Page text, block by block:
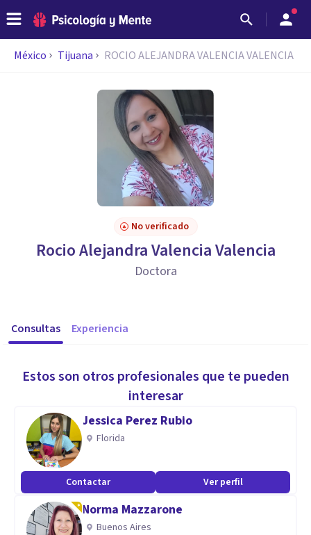
México Tijuana ROCIO ALEJANDRA VALENCIA VALENCIA
No verificado
Rocio Alejandra Valencia Valencia
Doctora
Consultas Experiencia
Estos son otros profesionales que te pueden
interesar
Jessica Perez Rubio
Florida
Contactar Ver perfil
Norma Mazzarone
Buenos Aires